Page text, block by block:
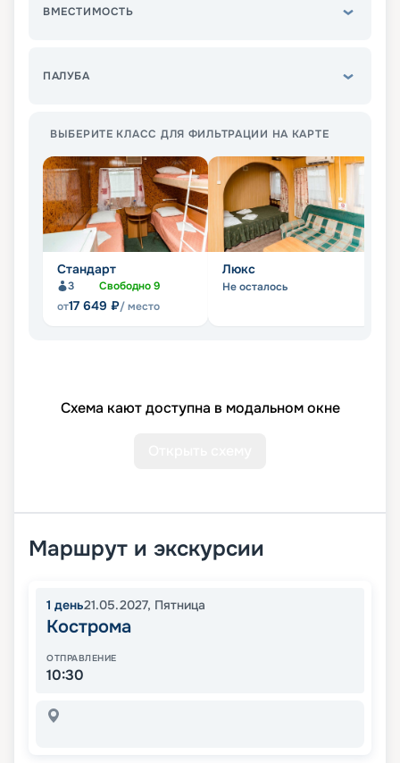
ВМЕСТИМОСТЬ
ПАЛУБА
ВЫБЕРИТЕ КЛАСС ДЛЯ ФИЛЬТРАЦИИ НА КАРТЕ
Стандарт
3 Свободно9
от17 649 ₽/ место
Люкс
Не осталось
Схема кают доступна в модальном окне
Маршрут и экскурсии
1 день21.05.2027, Пятница
Кострома
ОТПРАВЛЕНИЕ
10:30